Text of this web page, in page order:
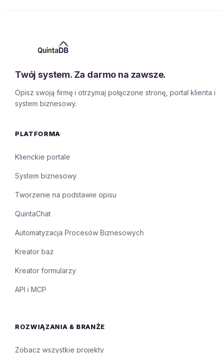
Twój system. Za darmo na zawsze.
Opisz swoją firmę i otrzymaj połączone stronę, portal klienta i
system biznesowy.
PLATFORMA
Klienckie portale
System biznesowy
Tworzenie na podstawie opisu
QuintaChat
Automatyzacja Procesów Biznesowych
Kreator baz
Kreator formularzy
API i MCP
ROZWIĄZANIA & BRANŻE
Zobacz wszystkie projekty